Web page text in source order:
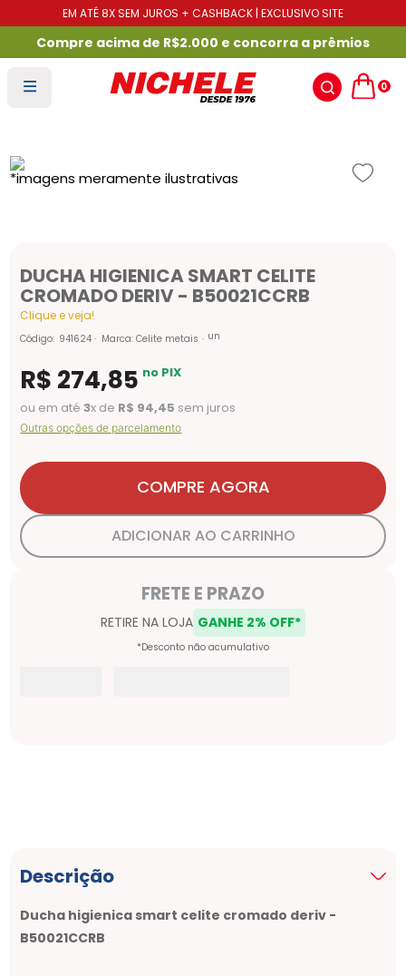
EM ATÉ 8X SEM JUROS + CASHBACK | EXCLUSIVO SITE
Compre acima de R$2.000 e concorra a prêmios
0
DUCHA HIGIENICA SMART CELITE
CROMADO DERIV - B50021CCRB
Clique e veja!
Código: 941624 Marca:Celite metais un
R$ 274,85 no PIX
ou em até3x de R$ 94,45 sem juros
Outras opções de parcelamento
COMPRE AGORA
ADICIONAR AO CARRINHO
Descrição
Ducha higienica smart celite cromado deriv -
B50021CCRB